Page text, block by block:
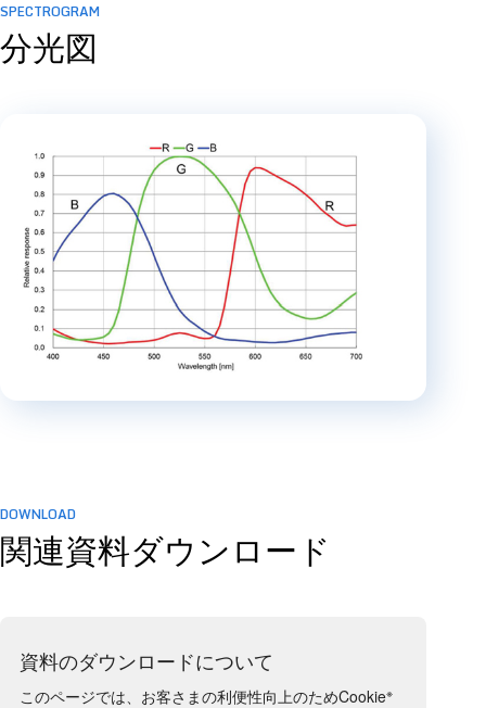
SPECTROGRAM
分光図
DOWNLOAD
関連資料ダウンロード
資料のダウンロードについて
このページでは、お客さまの利便性向上のためCookie※